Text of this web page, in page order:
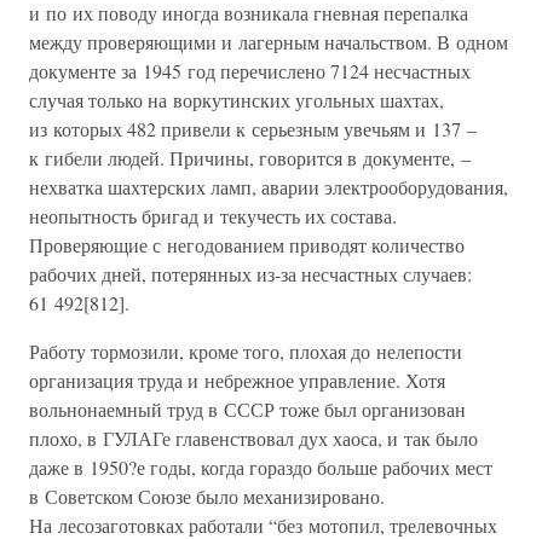
и по их поводу иногда возникала гневная перепалка
между проверяющими и лагерным начальством. В одном
документе за 1945 год перечислено 7124 несчастных
случая только на воркутинских угольных шахтах,
из которых 482 привели к серьезным увечьям и 137 –
к гибели людей. Причины, говорится в документе, –
нехватка шахтерских ламп, аварии электрооборудования,
неопытность бригад и текучесть их состава.
Проверяющие с негодованием приводят количество
рабочих дней, потерянных из-за несчастных случаев:
61 492[812].
Работу тормозили, кроме того, плохая до нелепости
организация труда и небрежное управление. Хотя
вольнонаемный труд в СССР тоже был организован
плохо, в ГУЛАГе главенствовал дух хаоса, и так было
даже в 1950?е годы, когда гораздо больше рабочих мест
в Советском Союзе было механизировано.
На лесозаготовках работали “без мотопил, трелевочных